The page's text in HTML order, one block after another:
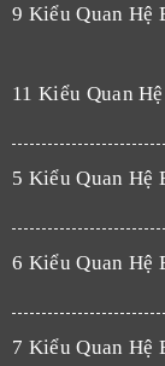
9 Kiểu Quan Hệ
11 Kiểu Quan
5 Kiểu Quan Hệ
6 Kiểu Quan Hệ
7 Kiểu Quan Hệ